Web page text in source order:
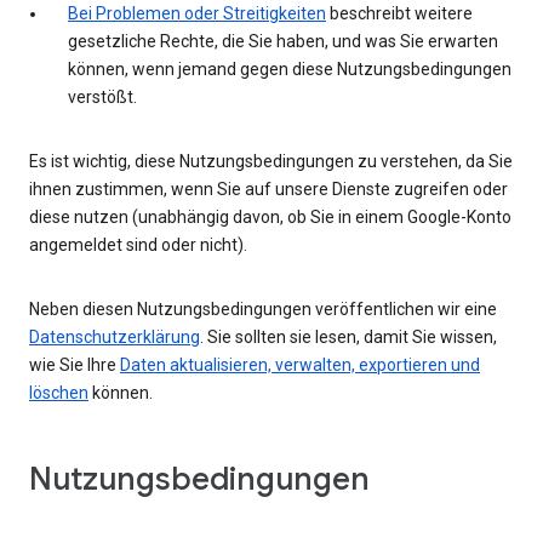
Bei Problemen oder Streitigkeiten beschreibt weitere
gesetzliche Rechte, die Sie haben, und was Sie erwarten
können, wenn jemand gegen diese Nutzungsbedingungen
verstößt.
Es ist wichtig, diese Nutzungsbedingungen zu verstehen, da Sie
ihnen zustimmen, wenn Sie auf unsere Dienste zugreifen oder
diese nutzen (unabhängig davon, ob Sie in einem Google-Konto
angemeldet sind oder nicht).
Neben diesen Nutzungsbedingungen veröffentlichen wir eine
Datenschutzerklärung . Sie sollten sie lesen, damit Sie wissen,
wie Sie Ihre Daten aktualisieren, verwalten, exportieren und
löschen können.
Nutzungsbedingungen